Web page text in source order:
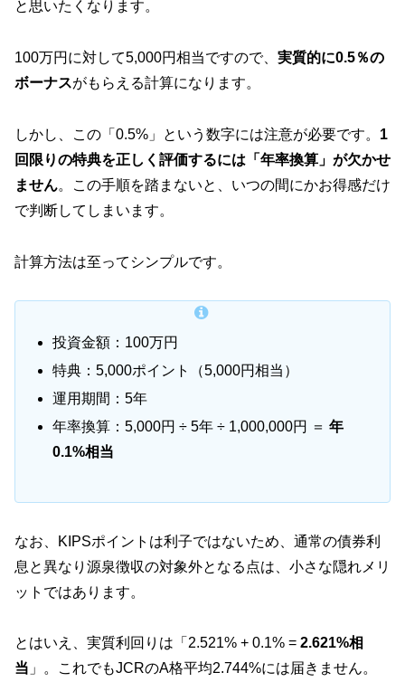
と思いたくなります。
100万円に対して5,000円相当ですので、 実質的に0.5％の
ボーナスがもらえる計算になります。
しかし、この「0.5%」という数字には注意が必要です。 1
回限りの特典を正しく評価するには「年率換算」が欠かせ
ません。この手順を踏まないと、いつの間にかお得感だけ
で判断してしまいます。
計算方法は至ってシンプルです。
投資金額：100万円
特典：5,000ポイント（5,000円相当）
運用期間：5年
年率換算：5,000円 ÷ 5年 ÷ 1,000,000円 ＝年
0.1%相当
なお、KIPSポイントは利子ではないため、通常の債券利
息と異なり源泉徴収の対象外となる点は、小さな隠れメリ
ットではあります。
とはいえ、実質利回りは「2.521% + 0.1% = 2.621%相
当 」。これでもJCRのA格平均2.744%には届きません。